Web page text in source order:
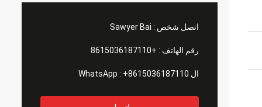
اتصل شخص : Sawyer Bai
رقم الهاتف : +8615036187110
ال WhatsApp : +8615036187110